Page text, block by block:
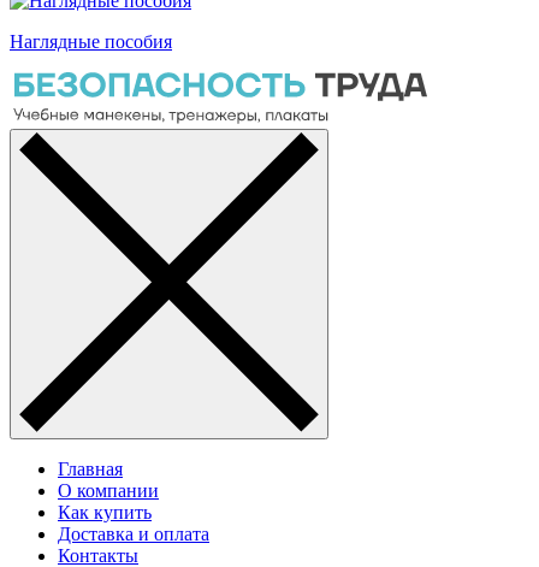
Наглядные пособия
Главная
О компании
Как купить
Доставка и оплата
Контакты